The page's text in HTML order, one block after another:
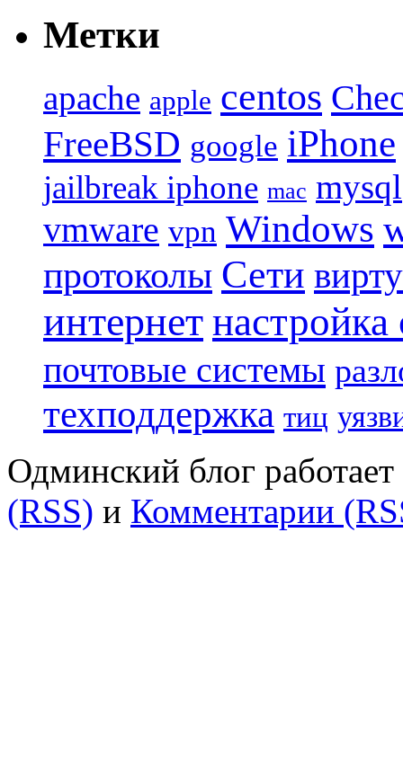
Метки
apache apple centos
FreeBSD google iPhone
jailbreak iphone mac mysql
vmware vpn Windows
протоколы Сети
интернет
почтовые системы
техподдержка тиц
Одминский блог
(RSS) и Комментарии